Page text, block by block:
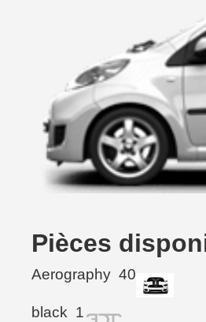
Pièces
Aerography 40
black 1